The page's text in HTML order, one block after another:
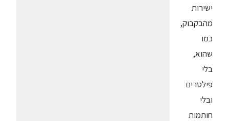
ישירות
מהבקבוק,
כמו
שהוא,
בלי
פילטרים
ובלי
חותמות